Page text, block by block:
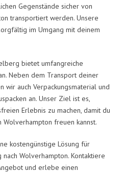
Gegenstände sicher von
transportiert werden. Unsere
im Umgang mit deinem
bietet umfangreiche
Neben dem Transport deiner
wir auch Verpackungsmaterial und
an. Unser Ziel ist es,
Erlebnis zu machen, damit du
freuen kannst.
kostengünstige Lösung für
Wolverhampton. Kontaktiere
und erlebe einen